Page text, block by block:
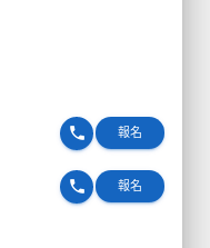
報名
phone
報名
phone